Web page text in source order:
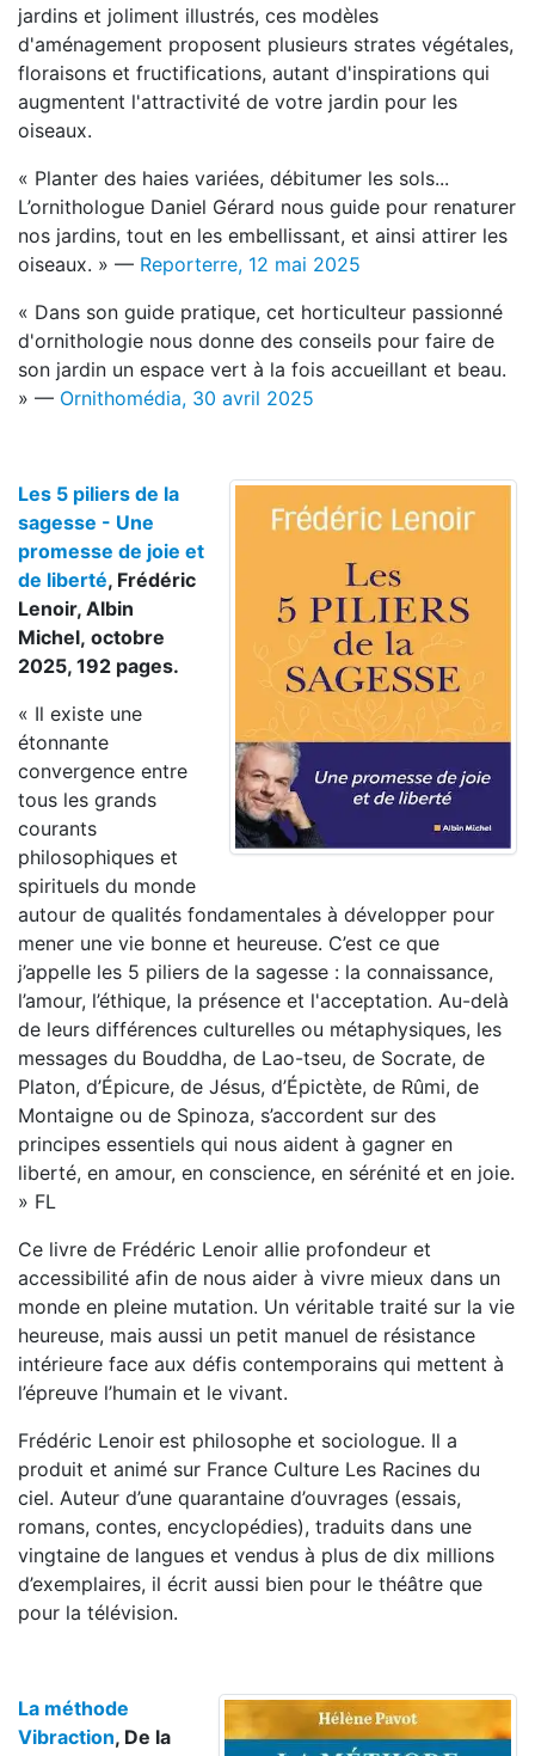
jardins et joliment illustrés, ces modèles
d'aménagement proposent plusieurs strates végétales,
floraisons et fructifications, autant d'inspirations qui
augmentent l'attractivité de votre jardin pour les
oiseaux.
« Planter des haies variées, débitumer les sols...
L’ornithologue Daniel Gérard nous guide pour renaturer
nos jardins, tout en les embellissant, et ainsi attirer les
oiseaux. » — Reporterre, 12 mai 2025
« Dans son guide pratique, cet horticulteur passionné
d'ornithologie nous donne des conseils pour faire de
son jardin un espace vert à la fois accueillant et beau.
» — Ornithomédia, 30 avril 2025
Les 5 piliers de la
sagesse - Une
promesse de joie et
de liberté, Frédéric
Lenoir, Albin
Michel, octobre
2025, 192 pages.
« Il existe une
étonnante
convergence entre
tous les grands
courants
philosophiques et
spirituels du monde
autour de qualités fondamentales à développer pour
mener une vie bonne et heureuse. C’est ce que
j’appelle les 5 piliers de la sagesse : la connaissance,
l’amour, l’éthique, la présence et l'acceptation. Au-delà
de leurs différences culturelles ou métaphysiques, les
messages du Bouddha, de Lao-tseu, de Socrate, de
Platon, d’Épicure, de Jésus, d’Épictète, de Rûmi, de
Montaigne ou de Spinoza, s’accordent sur des
principes essentiels qui nous aident à gagner en
liberté, en amour, en conscience, en sérénité et en joie.
» FL
Ce livre de Frédéric Lenoir allie profondeur et
accessibilité afin de nous aider à vivre mieux dans un
monde en pleine mutation. Un véritable traité sur la vie
heureuse, mais aussi un petit manuel de résistance
intérieure face aux défis contemporains qui mettent à
l’épreuve l’humain et le vivant.
Frédéric Lenoir est philosophe et sociologue. Il a
produit et animé sur France Culture Les Racines du
ciel. Auteur d’une quarantaine d’ouvrages (essais,
romans, contes, encyclopédies), traduits dans une
vingtaine de langues et vendus à plus de dix millions
d’exemplaires, il écrit aussi bien pour le théâtre que
pour la télévision.
La méthode
Vibraction, De la